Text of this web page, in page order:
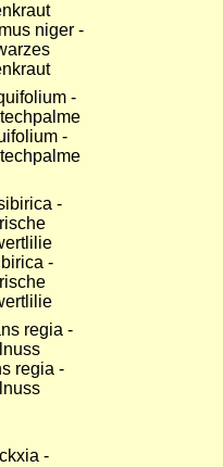
niger -
-
-
regia -